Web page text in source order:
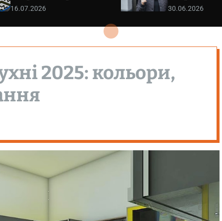
16.07.2026 30.06.2026
2025: кольори,